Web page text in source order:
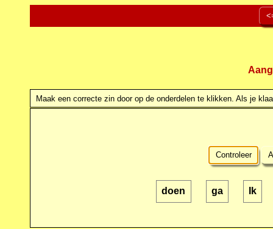
Maak een correcte zin door op de onderdelen te klikken. Als je
Controleer
doen ga Ik